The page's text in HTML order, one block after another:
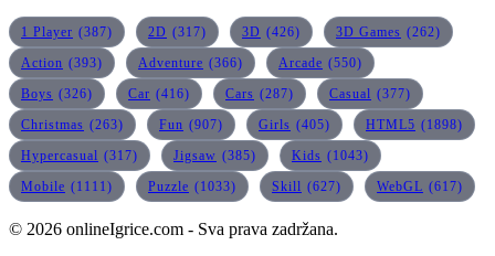
1 Player (387) 2D (317) 3D (426) 3D Games (262)
Action (393) Adventure (366) Arcade (550)
Boys (326) Car (416) Cars (287) Casual (377)
Christmas (263) Fun (907) Girls (405) HTML5 (1898)
Hypercasual (317) Jigsaw (385) Kids (1043)
Mobile (1111) Puzzle (1033) Skill (627) WebGL (617)
© 2026 onlineIgrice.com - Sva prava zadržana.